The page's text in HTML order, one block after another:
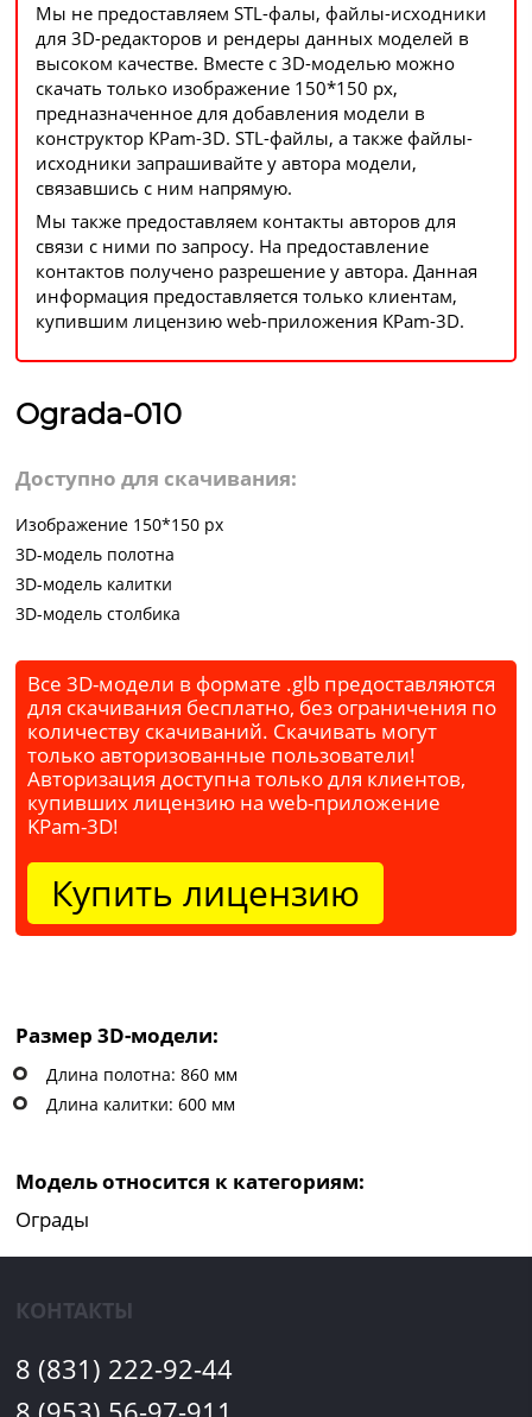
Мы не предоставляем STL-фалы, файлы-исходники
для 3D-редакторов и рендеры данных моделей в
высоком качестве. Вместе с 3D-моделью можно
скачать только изображение 150*150 px,
предназначенное для добавления модели в
конструктор KPam-3D. STL-файлы, а также файлы-
исходники запрашивайте у автора модели,
связавшись с ним напрямую.
Мы также предоставляем контакты авторов для
связи с ними по запросу. На предоставление
контактов получено разрешение у автора. Данная
информация предоставляется только клиентам,
купившим лицензию web-приложения KPam-3D.
Ograda-010
Доступно для скачивания:
Изображение 150*150 px
3D-модель полотна
3D-модель калитки
3D-модель столбика
Все 3D-модели в формате .glb предоставляются
для скачивания бесплатно, без ограничения по
количеству скачиваний. Скачивать могут
только авторизованные пользователи!
Авторизация доступна только для клиентов,
купивших лицензию на web-приложение
KPam-3D!
Купить лицензию
Размер 3D-модели:
Длина полотна: 860 мм
Длина калитки: 600 мм
Модель относится к категориям:
Ограды
КОНТАКТЫ
8 (831) 222-92-44